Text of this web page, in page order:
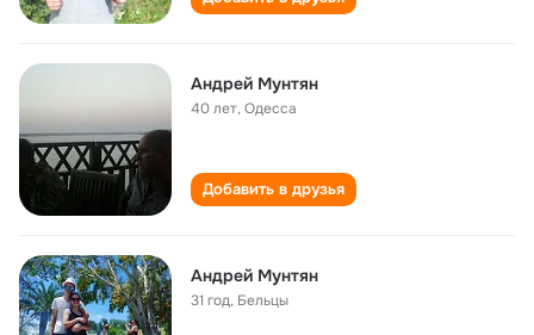
Андрей Мунтян
40 лет,Одесса
Добавить в друзья
Андрей Мунтян
31 год, Бельцы